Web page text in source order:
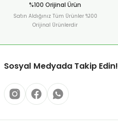
%100 Orijinal Ürün
Satın Aldığınız Tüm Ürünler %100
Orijinal Ürünlerdir
Sosyal Medyada Takip Edin!